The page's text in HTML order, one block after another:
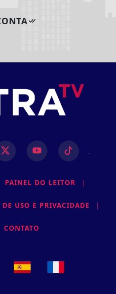
PAINEL DO LEITOR |
DE USO E PRIVACIDADE |
CONTATO